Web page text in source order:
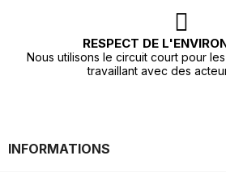
RESPECT DE
Nous utilisons le circuit court pour
travaillant avec des
INFORMATIONS